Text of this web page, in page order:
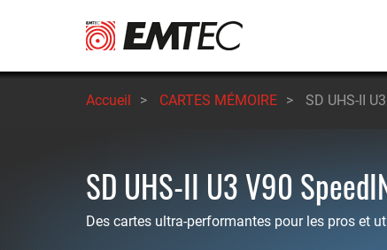
principal
Accueil > CARTES MÉMOIRE > SD UHS-II
SD UHS-II U3 V90
Des cartes ultra-performantes pour les pros et